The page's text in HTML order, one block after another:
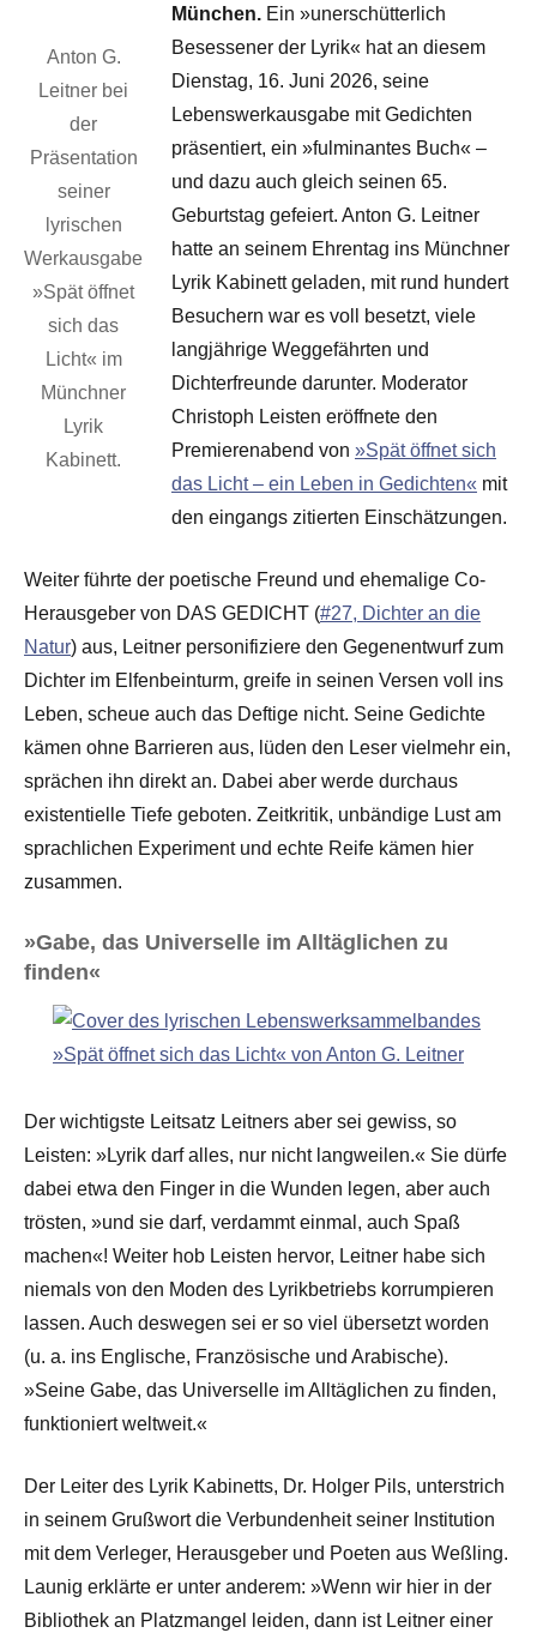
Anton G.
Leitner bei
der
Präsentation
seiner
lyrischen
Werkausgabe
»Spät öffnet
sich das
Licht« im
Münchner
Lyrik
Kabinett.
München. Ein »unerschütterlich
Besessener der Lyrik« hat an diesem
Dienstag, 16. Juni 2026, seine
Lebenswerkausgabe mit Gedichten
präsentiert, ein »fulminantes Buch« –
und dazu auch gleich seinen 65.
Geburtstag gefeiert. Anton G. Leitner
hatte an seinem Ehrentag ins Münchner
Lyrik Kabinett geladen, mit rund hundert
Besuchern war es voll besetzt, viele
langjährige Weggefährten und
Dichterfreunde darunter. Moderator
Christoph Leisten eröffnete den
Premierenabend von »Spät öffnet sich
das Licht – ein Leben in Gedichten« mit
den eingangs zitierten Einschätzungen.
Weiter führte der poetische Freund und ehemalige Co-
Herausgeber von DAS GEDICHT (#27, Dichter an die
Natur) aus, Leitner personifiziere den Gegenentwurf zum
Dichter im Elfenbeinturm, greife in seinen Versen voll ins
Leben, scheue auch das Deftige nicht. Seine Gedichte
kämen ohne Barrieren aus, lüden den Leser vielmehr ein,
sprächen ihn direkt an. Dabei aber werde durchaus
existentielle Tiefe geboten. Zeitkritik, unbändige Lust am
sprachlichen Experiment und echte Reife kämen hier
zusammen.
»Gabe, das Universelle im Alltäglichen zu
finden«
Der wichtigste Leitsatz Leitners aber sei gewiss, so
Leisten: »Lyrik darf alles, nur nicht langweilen.« Sie dürfe
dabei etwa den Finger in die Wunden legen, aber auch
trösten, »und sie darf, verdammt einmal, auch Spaß
machen«! Weiter hob Leisten hervor, Leitner habe sich
niemals von den Moden des Lyrikbetriebs korrumpieren
lassen. Auch deswegen sei er so viel übersetzt worden
(u. a. ins Englische, Französische und Arabische).
»Seine Gabe, das Universelle im Alltäglichen zu finden,
funktioniert weltweit.«
Der Leiter des Lyrik Kabinetts, Dr. Holger Pils, unterstrich
in seinem Grußwort die Verbundenheit seiner Institution
mit dem Verleger, Herausgeber und Poeten aus Weßling.
Launig erklärte er unter anderem: »Wenn wir hier in der
Bibliothek an Platzmangel leiden, dann ist Leitner einer